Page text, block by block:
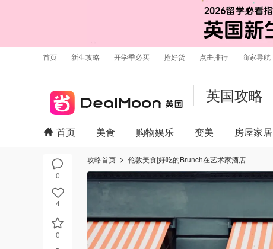
首页 新生攻略 开学季必买 抢好货 点击排行 商家导航
英国攻略
0
4
0
首页 美食 购物娱乐 变美 房屋家居
攻略首页 伦敦美食|好吃的Brunch在艺术家酒店